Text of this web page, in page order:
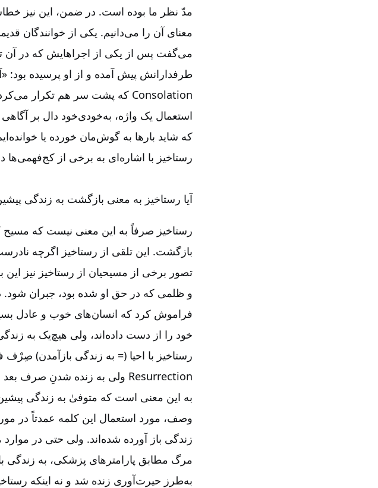
مدّ نظر ما بوده است. در ضمن، این نیز
معنای آن را می‌‌دانیم. یکی از خوانندگان
می‌‌گفت پس از یکی از اجراهایش که در آن
طرفدارانش پیش آمده و از او پرسیده بود:
Consolation که پشت سر هم تکرار
استعمال یک واژه، به‌‌خودی‌‌خود دال بر
که شاید بارها به گوش‌‌مان خورده یا
رستاخیز با اشاره‌‌ای به برخی از کج‌‌فهمی‌‌ها
آیا رستاخیز به معنی بازگشت به زندگی
رستاخیز صرفاً به این معنی نیست که
بازگشت. این تلقی از رستاخیز اگرچه
تصور برخی از مسیحیان از رستاخیز نیز این
و ظلمی که در حق او شده بود، جبران شود.
فراموش کرد که انسان‌‌های خوب و عادل
خود را از دست داده‌‌اند، ولی هیچ‌‌یک به
رستاخیز با احیا (= به زندگی بازآمدن) صِرْف
Resurrection ولی به زنده شدنِ صرف بعد
به این معنی است که متوفیٰ به زندگی
وصف، مورد استعمال این کلمه عمدتاً در
زندگی باز آورده شده‌‌اند. ولی حتی در
مرگ مطابق پارامترهای پزشکی، به
به‌‌طرز حیرت‌‌آوری زنده شد و نه اینکه